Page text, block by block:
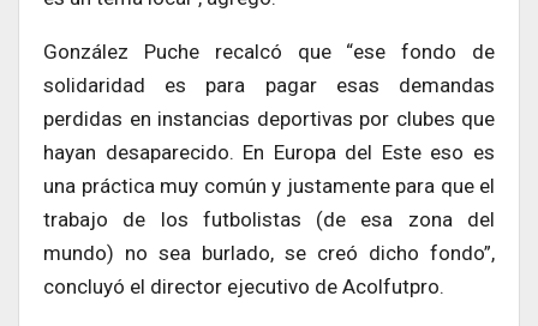
González Puche recalcó que “ese fondo de
solidaridad es para pagar esas demandas
perdidas en instancias deportivas por clubes que
hayan desaparecido. En Europa del Este eso es
una práctica muy común y justamente para que el
trabajo de los futbolistas (de esa zona del
mundo) no sea burlado, se creó dicho fondo”,
concluyó el director ejecutivo de Acolfutpro.